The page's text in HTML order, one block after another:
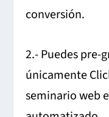
conversión.
2.- Puedes pre-
únicamente
seminario web